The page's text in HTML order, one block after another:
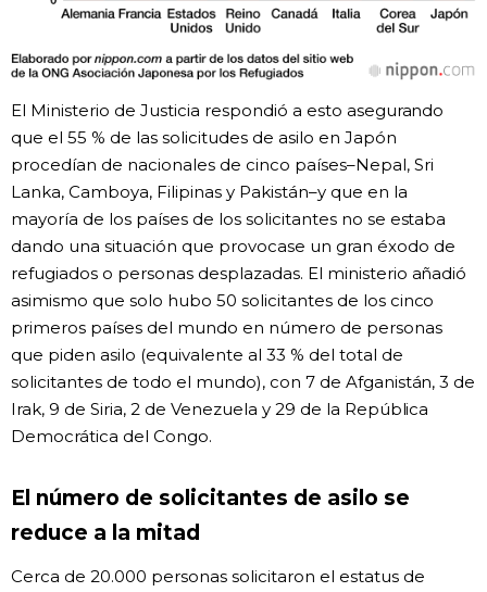
El Ministerio de Justicia respondió a esto asegurando
que el 55 % de las solicitudes de asilo en Japón
procedían de nacionales de cinco países–Nepal, Sri
Lanka, Camboya, Filipinas y Pakistán–y que en la
mayoría de los países de los solicitantes no se estaba
dando una situación que provocase un gran éxodo de
refugiados o personas desplazadas. El ministerio añadió
asimismo que solo hubo 50 solicitantes de los cinco
primeros países del mundo en número de personas
que piden asilo (equivalente al 33 % del total de
solicitantes de todo el mundo), con 7 de Afganistán, 3 de
Irak, 9 de Siria, 2 de Venezuela y 29 de la República
Democrática del Congo.
El número de solicitantes de asilo se
reduce a la mitad
Cerca de 20.000 personas solicitaron el estatus de